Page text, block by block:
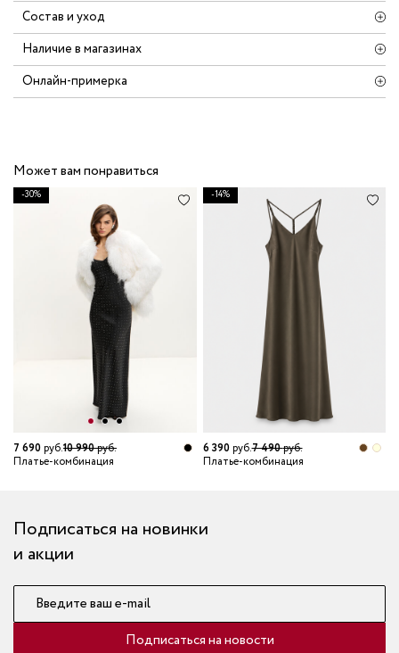
Состав и уход
Наличие в магазинах
Онлайн-примерка
Может вам понравиться
-30%
7 690руб.10 990руб.
Платье-комбинация
-14%
6 390руб.7 490руб.
Платье-комбинация
Подписаться на новинки
и акции
Введите ваш e-mail
Подписаться на новости